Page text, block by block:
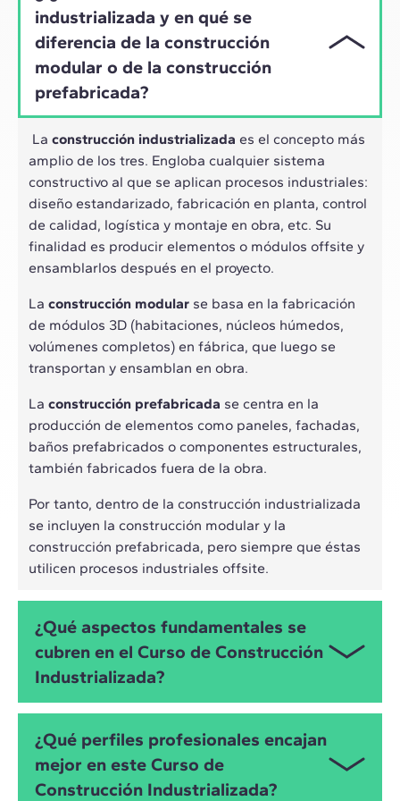
industrializada y en qué se
diferencia de la construcción
modular o de la construcción
prefabricada?
La construcción industrializada es el concepto más
amplio de los tres. Engloba cualquier sistema
constructivo al que se aplican procesos industriales:
diseño estandarizado, fabricación en planta, control
de calidad, logística y montaje en obra, etc. Su
finalidad es producir elementos o módulos offsite y
ensamblarlos después en el proyecto.
La construcción modular se basa en la fabricación
de módulos 3D (habitaciones, núcleos húmedos,
volúmenes completos) en fábrica, que luego se
transportan y ensamblan en obra.
La construcción prefabricada se centra en la
producción de elementos como paneles, fachadas,
baños prefabricados o componentes estructurales,
también fabricados fuera de la obra.
Por tanto, dentro de la construcción industrializada
se incluyen la construcción modular y la
construcción prefabricada, pero siempre que éstas
utilicen procesos industriales offsite.
¿Qué aspectos fundamentales se
cubren en el Curso de Construcción
Industrializada?
construcción industrializada y modular:
Sistemas de construcción industrializada:
¿Qué perfiles profesionales encajan
mejor en este Curso de
Construcción Industrializada?